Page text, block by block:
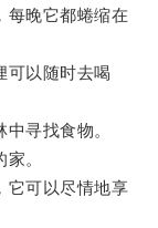
晚它都蜷缩在
以随时去喝
寻找食物。
。
可以尽情地享